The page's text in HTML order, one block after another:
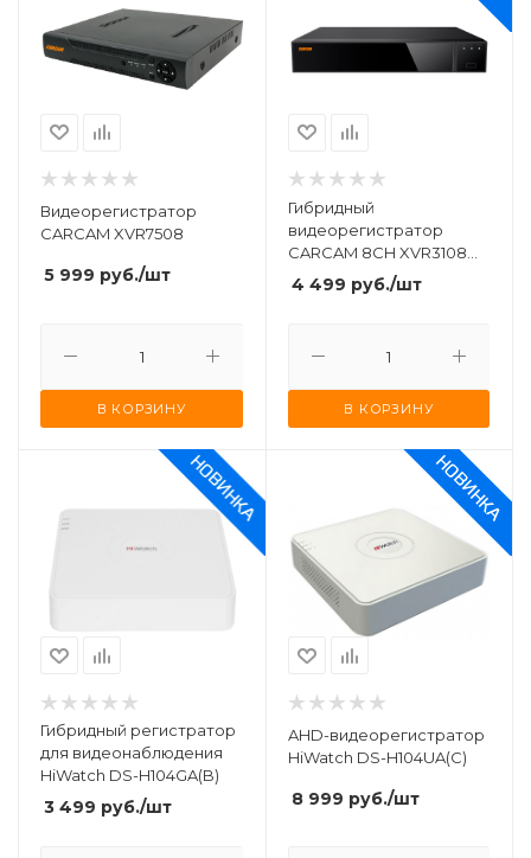
Видеорегистратор
CARCAM XVR7508
5 999 руб./шт
В КОРЗИНУ
Гибридный
видеорегистратор
CARCAM 8CH XVR3108
для AHD и IP камер
видеонаблюдения
4 499 руб./шт
В КОРЗИНУ
Гибридный регистратор
для видеонаблюдения
HiWatch DS-H104GA(B)
3 499 руб./шт
AHD-видеорегистратор
HiWatch DS-H104UA(C)
8 999 руб./шт